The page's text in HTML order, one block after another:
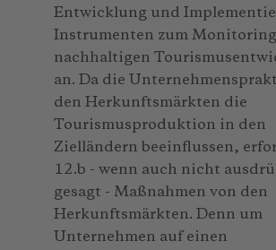
Entwicklung und
Instrumenten zum
nachhaltigen
an. Da die
den Herkunftsmärkten die
Tourismusproduktion in den
Zielländern beeinflussen,
12.b - wenn auch nicht
gesagt - Maßnahmen von den
Herkunftsmärkten. Denn um
Unternehmen auf einen